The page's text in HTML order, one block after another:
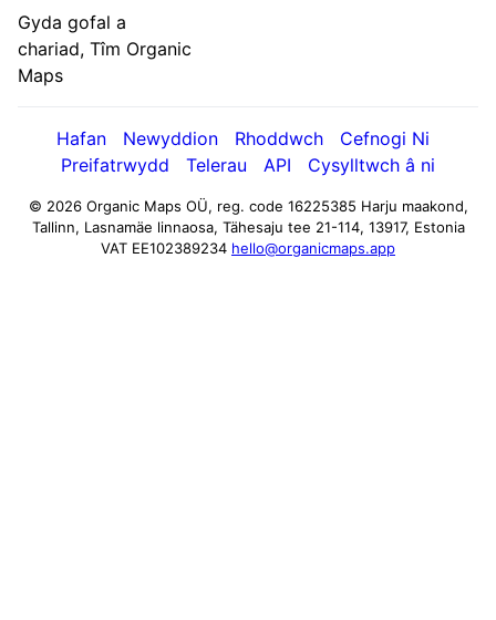
Gyda gofal a
chariad, Tîm Organic
Maps
Hafan Newyddion Rhoddwch
Cefnogi Ni
Preifatrwydd
Telerau API Cysylltwch â ni
© 2026 Organic Maps OÜ, reg. code 16225385 Harju maakond,
Tallinn, Lasnamäe linnaosa, Tähesaju tee 21-114, 13917, Estonia
VAT EE102389234 hello@organicmaps.app